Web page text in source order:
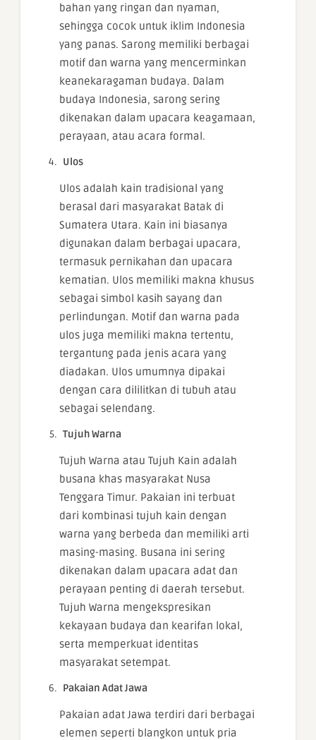
bahan yang ringan dan nyaman,
sehingga cocok untuk iklim Indonesia
yang panas. Sarong memiliki berbagai
motif dan warna yang mencerminkan
keanekaragaman budaya. Dalam
budaya Indonesia, sarong sering
dikenakan dalam upacara keagamaan,
perayaan, atau acara formal.
Ulos
Ulos adalah kain tradisional yang
berasal dari masyarakat Batak di
Sumatera Utara. Kain ini biasanya
digunakan dalam berbagai upacara,
termasuk pernikahan dan upacara
kematian. Ulos memiliki makna khusus
sebagai simbol kasih sayang dan
perlindungan. Motif dan warna pada
ulos juga memiliki makna tertentu,
tergantung pada jenis acara yang
diadakan. Ulos umumnya dipakai
dengan cara dililitkan di tubuh atau
sebagai selendang.
Tujuh Warna
Tujuh Warna atau Tujuh Kain adalah
busana khas masyarakat Nusa
Tenggara Timur. Pakaian ini terbuat
dari kombinasi tujuh kain dengan
warna yang berbeda dan memiliki arti
masing-masing. Busana ini sering
dikenakan dalam upacara adat dan
perayaan penting di daerah tersebut.
Tujuh Warna mengekspresikan
kekayaan budaya dan kearifan lokal,
serta memperkuat identitas
masyarakat setempat.
Pakaian Adat Jawa
Pakaian adat Jawa terdiri dari berbagai
elemen seperti blangkon untuk pria